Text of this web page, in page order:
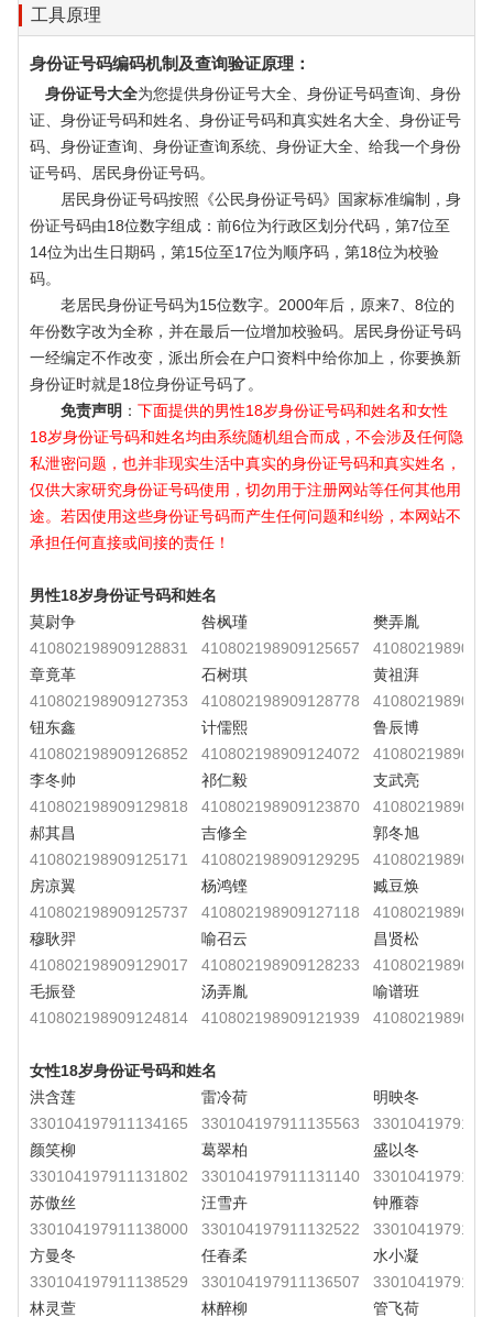
工具原理
身份证号码编码机制及查询验证原理：
身份证号大全为您提供身份证号大全、身份证号码查询、身份
证、身份证号码和姓名、身份证号码和真实姓名大全、身份证号
码、身份证查询、身份证查询系统、身份证大全、给我一个身份
证号码、居民身份证号码。
居民身份证号码按照《公民身份证号码》国家标准编制，身
份证号码由18位数字组成：前6位为行政区划分代码，第7位至
14位为出生日期码，第15位至17位为顺序码，第18位为校验
码。
老居民身份证号码为15位数字。2000年后，原来7、8位的
年份数字改为全称，并在最后一位增加校验码。居民身份证号码
一经编定不作改变，派出所会在户口资料中给你加上，你要换新
身份证时就是18位身份证号码了。
免责声明 ： 下面提供的男性18岁身份证号码和姓名和女性
18岁身份证号码和姓名均由系统随机组合而成，不会涉及任何隐
私泄密问题，也并非现实生活中真实的身份证号码和真实姓名，
仅供大家研究身份证号码使用，切勿用于注册网站等任何其他用
途。若因使用这些身份证号码而产生任何问题和纠纷，本网站不
承担任何直接或间接的责任！
男性18岁身份证号码和姓名
莫尉争
410802198909128831
咎枫瑾
410802198909125657
樊弄胤
章竟革
410802198909127353
石树琪
410802198909128778
黄祖湃
钮东鑫
410802198909126852
计儒熙
410802198909124072
鲁辰博
李冬帅
410802198909129818
祁仁毅
410802198909123870
支武亮
郝其昌
410802198909125171
吉修全
410802198909129295
郭冬旭
房凉翼
410802198909125737
杨鸿铿
410802198909127118
臧豆焕
穆耿羿
410802198909129017
喻召云
410802198909128233
昌贤松
毛振登
410802198909124814
汤弄胤
410802198909121939
喻谱班
女性18岁身份证号码和姓名
洪含莲
330104197911134165
雷冷荷
330104197911135563
明映冬
颜笑柳
330104197911131802
葛翠柏
330104197911131140
盛以冬
苏傲丝
330104197911138000
汪雪卉
330104197911132522
钟雁蓉
方曼冬
330104197911138529
任春柔
330104197911136507
水小凝
林灵萱
林醉柳
管飞荷